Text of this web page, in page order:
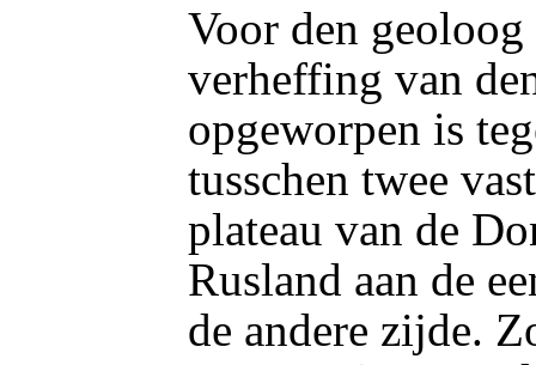
Voor den
verheffing van
opgeworpen is
tusschen twee
plateau van de
Rusland aan de
de andere zijde.